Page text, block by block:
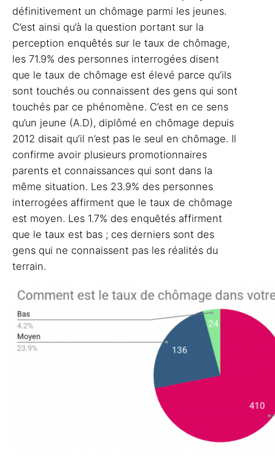
définitivement un chômage parmi les jeunes.
C’est ainsi qu’à la question portant sur la
perception enquêtés sur le taux de chômage,
les 71.9% des personnes interrogées disent
que le taux de chômage est élevé parce qu’ils
sont touchés ou connaissent des gens qui sont
touchés par ce phénomène. C’est en ce sens
qu’un jeune (A.D), diplômé en chômage depuis
2012 disait qu’il n’est pas le seul en chômage. Il
confirme avoir plusieurs promotionnaires
parents et connaissances qui sont dans la
même situation. Les 23.9% des personnes
interrogées affirment que le taux de chômage
est moyen. Les 1.7% des enquêtés affirment
que le taux est bas ; ces derniers sont des
gens qui ne connaissent pas les réalités du
terrain.